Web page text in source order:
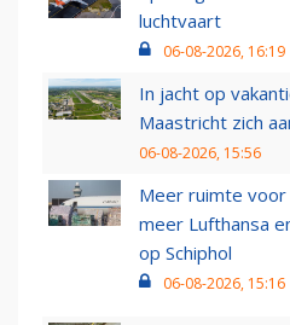
luchtvaart
06-08-2026, 16:19
In jacht op
Maastricht zich
06-08-2026, 15:56
Meer ruimte
meer Lufthansa
op Schiphol
06-08-2026, 15:16